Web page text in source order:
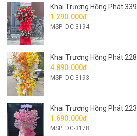
Khai Trương Hồng Phát 339
1.290.000đ
MSP: DC-3194
Khai Trương Hồng Phát 228
4.890.000đ
MSP: DC-3193
Khai Trương Hồng Phát 223
1.690.000đ
MSP: DC-3178